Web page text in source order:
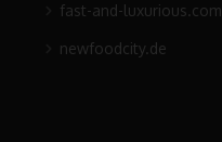
fast-and-luxurious.com
newfoodcity.de